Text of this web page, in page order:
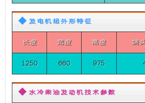
在
其
基
础
柴
油
超
静
音
车
载
发
电
机
组
◆ 发电机组外形特征
长度 宽度 高度 端
1250 660 975
◆ 水冷柴油发动机技术参数